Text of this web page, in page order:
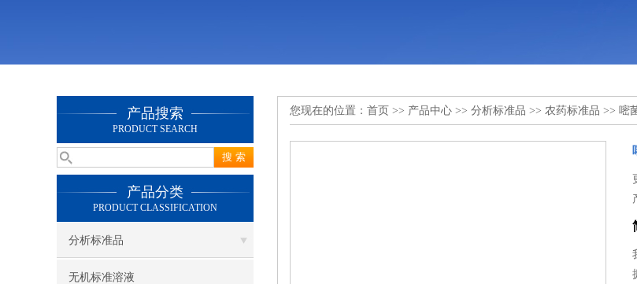
产品搜索
PRODUCT SEARCH
产品分类
PRODUCT CLASSIFICATION
分析标准品
无机标准溶液
您现在的位置： 首页 >> 产品中心 >> 分析标准品 >> 农药标准品 >> 嘧